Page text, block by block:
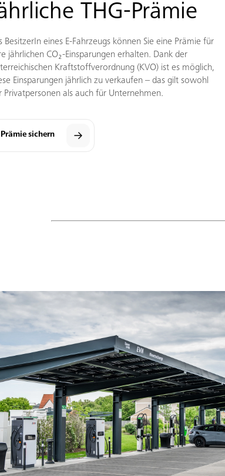
THG-Prämie
BesitzerIn eines E-Fahrzeugs können Sie eine Prämie für
jährlichen CO₂-Einsparungen erhalten. Dank der
Kraftstoffverordnung (KVO) ist es möglich,
Einsparungen jährlich zu verkaufen – das gilt sowohl
Privatpersonen als auch für Unternehmen.
Prämie sichern